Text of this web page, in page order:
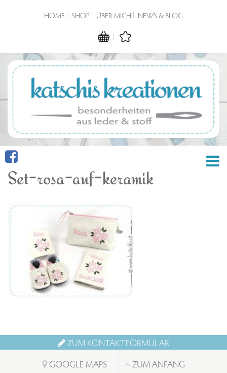
HOME SHOP ÜBER MICH NEWS & BLOG
Set-rosa-auf-keramik
ZUM KONTAKTFORMULAR
GOOGLE MAPS
ZUM ANFANG